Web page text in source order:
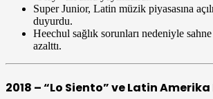
Super Junior, Latin müzik piyasasına
duyurdu.
Heechul sağlık sorunları nedeniyle sahne
azalttı.
2018 – “Lo Siento” ve Latin Amerika